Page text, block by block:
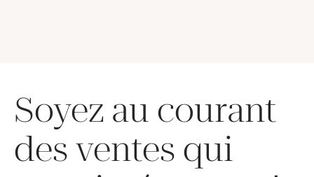
Soyez au courant
des ventes qui